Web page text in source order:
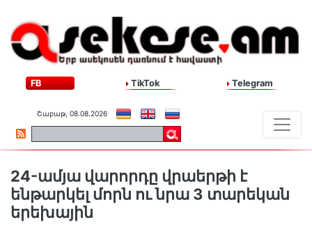
FB TikTok Telegram
Շաբաթ, 08.08.2026
24-ամյա վարորդը վրաերթի է
ենթարկել մորն ու նրա 3 տարեկան
երեխային